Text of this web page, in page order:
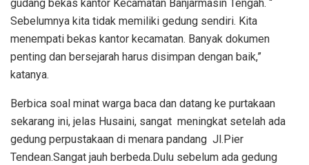
gudang bekas kantor Kecamatan Banjarmasin Tengah. “
Sebelumnya kita tidak memiliki gedung sendiri. Kita
menempati bekas kantor kecamatan. Banyak dokumen
penting dan bersejarah harus disimpan dengan baik,”
katanya.
Berbica soal minat warga baca dan datang ke purtakaan
sekarang ini, jelas Husaini, sangat meningkat setelah ada
gedung perpustakaan di menara pandang Jl.Pier
Tendean.Sangat jauh berbeda.Dulu sebelum ada gedung